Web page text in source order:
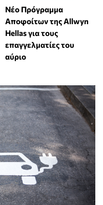
Νέο Πρόγραμμα
Αποφοίτων της Allwyn
Hellas για τους
επαγγελματίες του
αύριο